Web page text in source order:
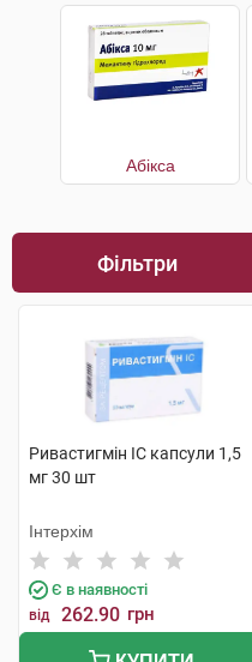
Абікса
Фільтри
Ривастигмін IC капсули 1,5
мг 30 шт
Інтерхім
Є в наявності
від 262.90 грн